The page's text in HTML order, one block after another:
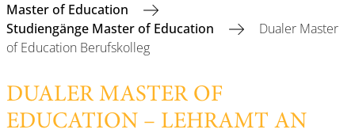
Master of Education
Studiengänge Master of Education
Dualer Master
of Education Berufskolleg
DUALER MASTER OF
EDUCATION – LEHRAMT AN